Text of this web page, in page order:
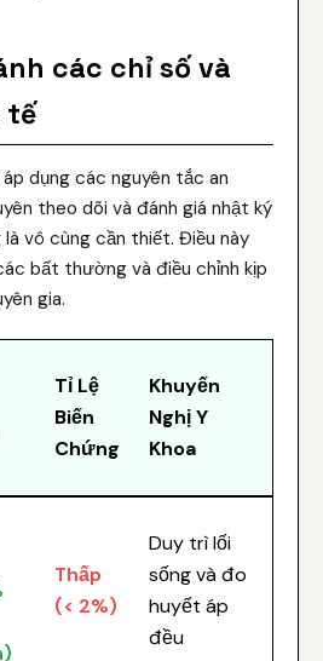
các chỉ số và
tế
dụng các nguyên tắc an
theo dõi và đánh giá nhật ký
vô cùng cần thiết. Điều này
bất thường và điều chỉnh kịp
gia.
Tỉ Lệ
Biến
Chứng
Khuyến
Nghị Y
Khoa
Thấp
(< 2%)
Duy trì lối
sống và đo
huyết áp
đều